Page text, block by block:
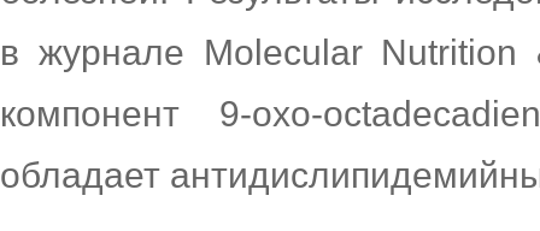
в журнале Molecular Nutrition
компонент 9-oxo-
обладает